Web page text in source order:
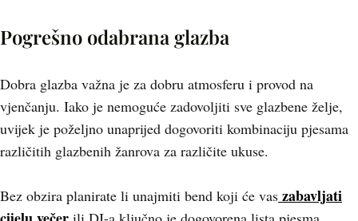
Pogrešno odabrana glazba
Dobra glazba važna je za dobru atmosferu i provod na
vjenčanju. Iako je nemoguće zadovoljiti sve glazbene želje,
uvijek je poželjno unaprijed dogovoriti kombinaciju pjesama
različitih glazbenih žanrova za različite ukuse.
Bez obzira planirate li unajmiti bend koji će vas zabavljati